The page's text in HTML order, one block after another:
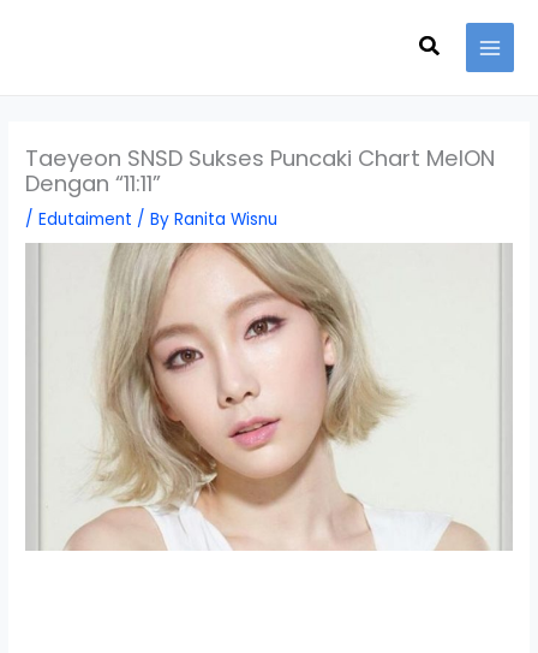
Search
Taeyeon SNSD Sukses Puncaki Chart MelON
Dengan “11:11”
/Edutaiment / ByRanita Wisnu